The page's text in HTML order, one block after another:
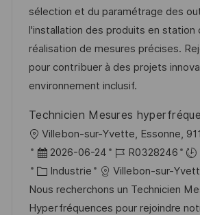
s
a
t
i
o
’
a
f
f
i
h
a
g
e
e
n
c
e
d
p
o
s
t
e
g
o
r
i
e
sélection et du paramétrage des
l'installation des produits en station
réalisation de mesures précises.
pour contribuer à des projets
environnement inclusif.
Technicien Mesures
o
c
a
l
Villebon-sur-Yvette, Essonne,
D
a
t
e
2026-06-24
R
é
f
é
R0328246
C
a
t
Industrie
Villebon-sur-
Nous recherchons un Technicien
Hyperfréquences pour rejoindre